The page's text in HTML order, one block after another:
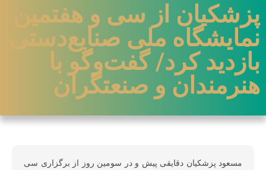
پزشکیان از سی و هفتمین
نمایشگاه ملی صنایع‌دستی
بازدید کرد/ گفت‌وگو با
هنرمندان و صنعتگران
مسعود پزشکیان دقایقی پیش و در سومین روز از برگزاری سی